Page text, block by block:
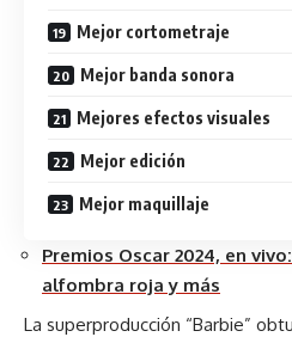
Mejor cortometraje
Mejor banda sonora
Mejores efectos visuales
Mejor edición
Mejor maquillaje
Premios Oscar 2024, en
alfombra roja y más
La superproducción “Barbie”